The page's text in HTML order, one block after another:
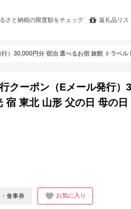
さと納税の限度額をチェック 返礼品リス
泊 選べるお宿 旅館 トラベル 観光 宿 東北 山形 父の日 母
クーポン（Eメール発行）
東北 山形 父の日 母の日
食事券 お気に入り